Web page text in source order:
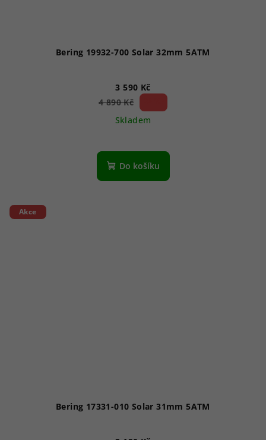
Bering 19932-700 Solar 32mm 5ATM
3 590 Kč
4 890 Kč
Skladem
Do košíku
Akce
Bering 17331-010 Solar 31mm 5ATM